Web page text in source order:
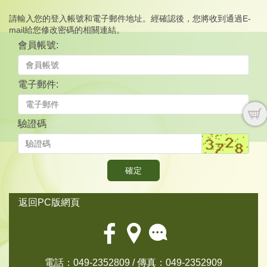
請輸入您的登入帳號和電子郵件地址。經確認後，您將收到通過E-
mail給您修改密碼的相關連結。
會員帳號:
電子郵件:
驗證碼
確定
返回PC版網頁
電話：049-2352809 / 傳真：049-2352909